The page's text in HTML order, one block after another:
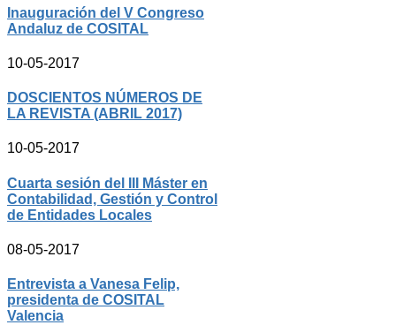
Inauguración del V Congreso
Andaluz de COSITAL
10-05-2017
DOSCIENTOS NÚMEROS DE
LA REVISTA (ABRIL 2017)
10-05-2017
Cuarta sesión del III Máster en
Contabilidad, Gestión y Control
de Entidades Locales
08-05-2017
Entrevista a Vanesa Felip,
presidenta de COSITAL
Valencia